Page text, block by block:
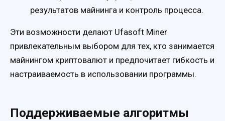
результатов майнинга и контроль процесса.
Эти возможности делают Ufasoft Miner
привлекательным выбором для тех, кто занимается
майнингом криптовалют и предпочитает гибкость и
настраиваемость в использовании программы.
Поддерживаемые алгоритмы